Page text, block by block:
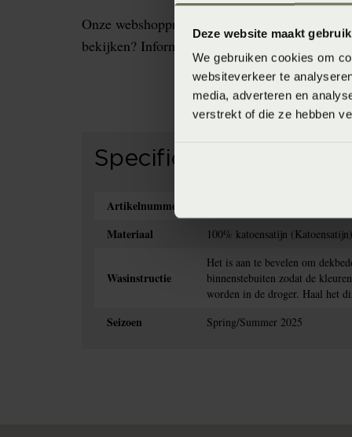
Deze website maakt
We gebruiken cookies om
websiteverkeer te
media, adverteren en
verstrekt of die ze hebben
Onze webshopproducten zijn niet altijd
bekijken? Informeer dan eerst naar de
Specificaties
Artikelnummer
Materiaal 100% katoensatijn (Katoensatijn)
Wasinstructie
Het is aan te bevelen om
binnenstebuiten zodat de
worden in de droger. Haal het
Seizoen Spring/Summer 2025